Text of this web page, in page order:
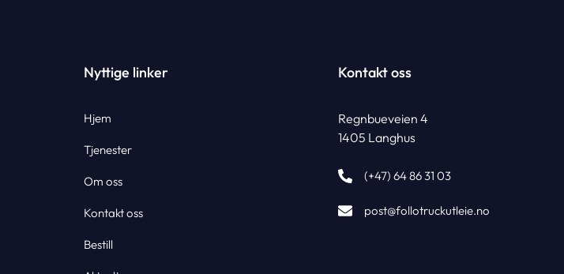
Nyttige linker
Hjem
Tjenester
Om oss
Kontakt oss
Bestill
Kontakt oss
Regnbueveien 4
1405 Langhus
(+47) 64 86 31 03
post@follotruckutleie.no